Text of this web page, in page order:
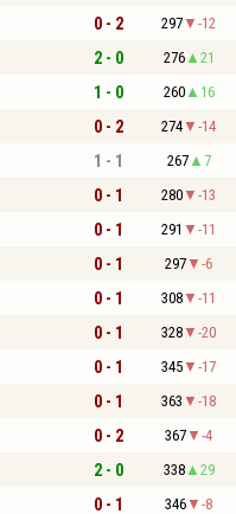
0 - 2 297 -12
2 - 0 276 21
1 - 0 260 16
0 - 2 274 -14
1 - 1 267 7
0 - 1 280 -13
0 - 1 291 -11
0 - 1 297 -6
0 - 1 308 -11
0 - 1 328 -20
0 - 1 345 -17
0 - 1 363 -18
0 - 2 367 -4
2 - 0 338 29
0 - 1 346 -8